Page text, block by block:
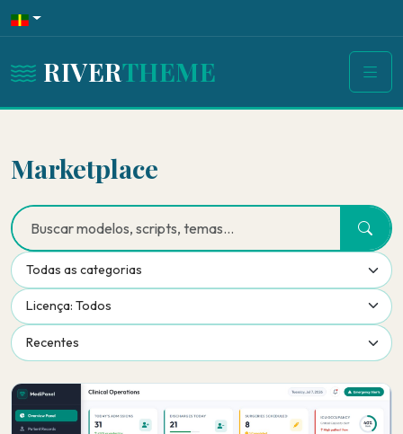
RIVERTHEME
Marketplace